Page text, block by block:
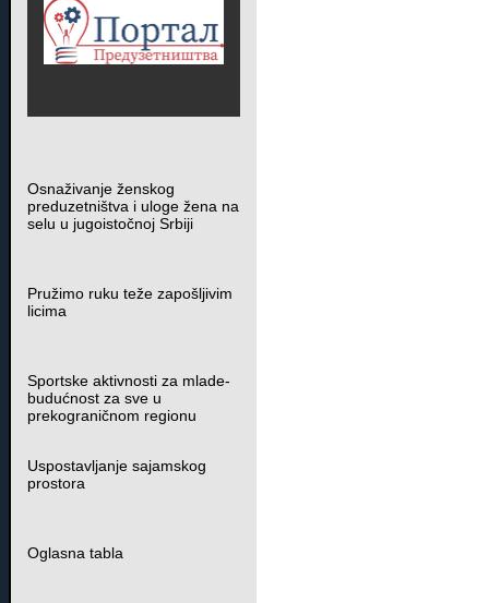
Osnaživanje ženskog
preduzetništva i uloge žena na
selu u jugoistočnoj Srbiji
Pružimo ruku teže zapošljivim
licima
Sportske aktivnosti za mlade-
budućnost za sve u
prekograničnom regionu
Uspostavljanje sajamskog
prostora
Oglasna tabla